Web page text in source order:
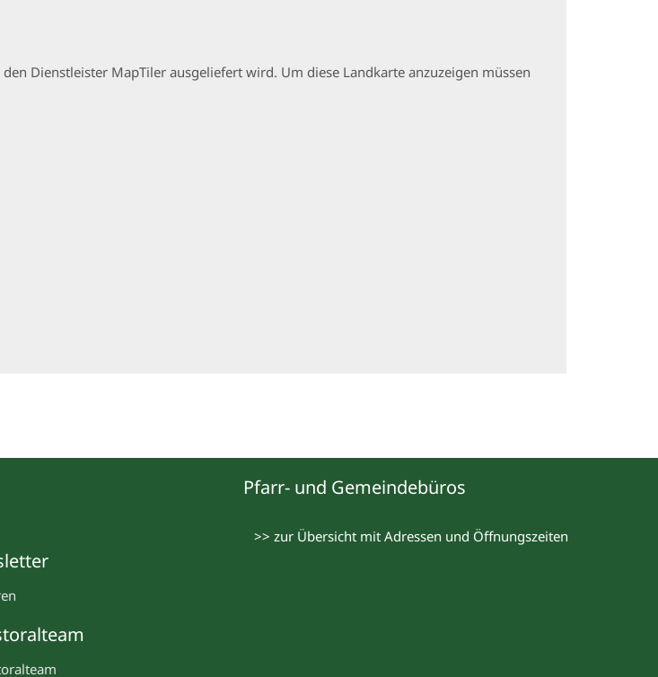
Dienstleister MapTiler ausgeliefert wird. Um diese Landkarte anzuzeigen müssen
Pfarr- und Gemeindebüros
>> zur Übersicht mit Adressen und Öffnungszeiten